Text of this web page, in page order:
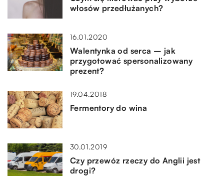
włosów przedłużanych?
16.01.2020
Walentynka od serca – jak
przygotować spersonalizowany
prezent?
19.04.2018
Fermentory do wina
30.01.2019
Czy przewóz rzeczy do Anglii jest
drogi?